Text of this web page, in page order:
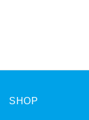
SHOP